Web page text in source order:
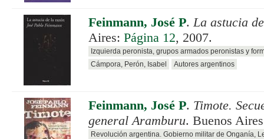
Feinmann, José P. La astucia
Aires: Página 12, 2007.
Izquierda peronista, grupos armados peronistas y
Cámpora, Perón, Isabel
Autores argentinos
Feinmann, José P. Timote.
general Aramburu. Buenos
Revolución argentina. Gobierno militar de Onganía,